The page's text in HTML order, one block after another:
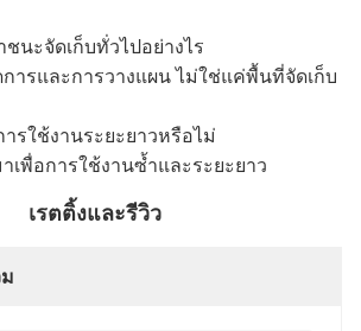
นะจัดเก็บทั่วไปอย่างไร
ารและการวางแผน ไม่ใช่แค่พื้นที่จัดเก็บ
รใช้งานระยะยาวหรือไม่
เพื่อการใช้งานซ้ำและระยะยาว
เรตติ้งและรีวิว